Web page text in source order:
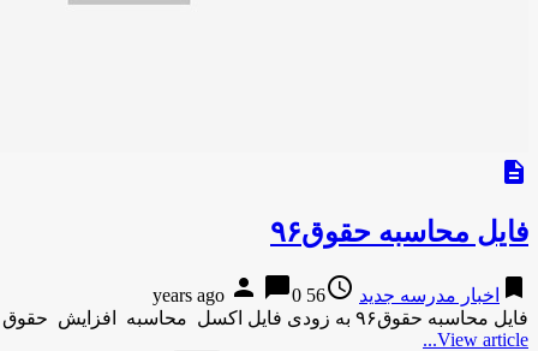
description
فایل محاسبه حقوق۹۶
bookmark اخبار مدرسه جدید access_time
56 years ago
person chat_bubble0
فایل محاسبه حقوق۹۶ به زودی فایل اکسل محاسبه افزایش حقوق ۱۳۹۵ در سایت برروز می شود. فایل محاسبه حقوق۹۶ به …
View article...